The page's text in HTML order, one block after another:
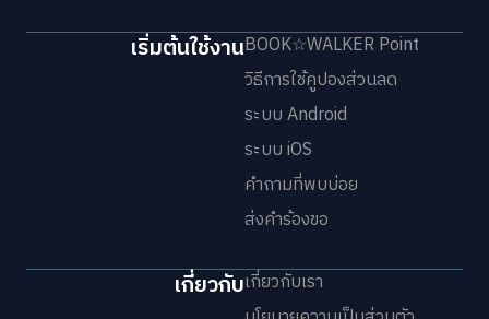
เริ่มต้นใช้งานBOOK☆WALKER Point
วิธีการใช้คูปองส่วนลด
ระบบ Android
ระบบ iOS
คำถามที่พบบ่อย
ส่งคำร้องขอ
เกี่ยวกับเกี่ยวกับเรา